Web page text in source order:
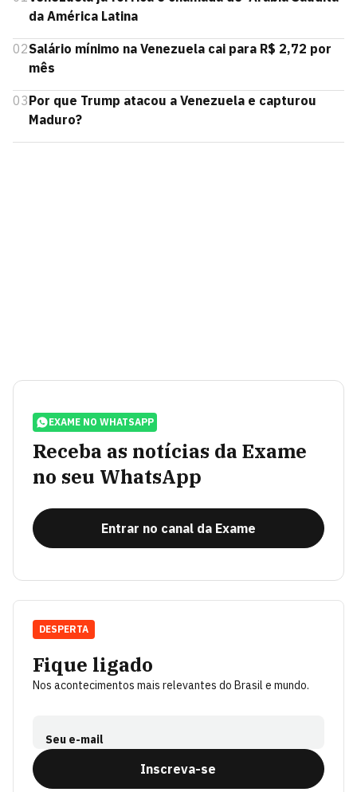
da América Latina
02Salário mínimo na Venezuela cai para R$ 2,72 por
mês
03Por que Trump atacou a Venezuela e capturou
Maduro?
EXAME NO WHATSAPP
Receba as notícias da Exame
no seu WhatsApp
Entrar no canal da Exame
Fique ligado
Nos acontecimentos mais relevantes do Brasil e mundo.
Seu e-mail
Inscreva-se
DESPERTA